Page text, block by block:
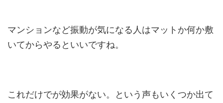
マンションなど振動が気になる人はマットか何か敷
いてからやるといいですね。
これだけでが効果がない。という声もいくつか出て